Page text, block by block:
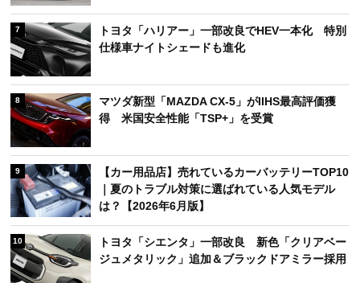
7
トヨタ「ハリアー」一部改良でHEV一本化 特別
仕様車ナイトシェードも進化
8
マツダ新型「MAZDA CX-5」がIIHS最高評価獲
得 米国安全性能「TSP+」を受賞
9
【カー用品店】売れているカーバッテリーTOP10
｜夏のトラブル対策に選ばれている人気モデル
は？【2026年6月版】
10
トヨタ「シエンタ」一部改良 新色「クリアベー
ジュメタリック」追加＆ブラックドアミラー採用